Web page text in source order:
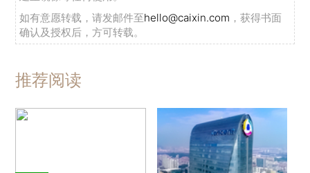
如有意愿转载，请发邮件至hello@caixin.com ，获得书面
确认及授权后，方可转载。
推荐阅读